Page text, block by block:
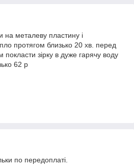
на металеву пластину і
протягом близько 20 хв. перед
зірку в дуже гарячу воду
62 р
по передоплаті.